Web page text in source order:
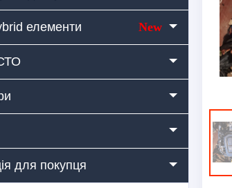
елементи New
для покупця